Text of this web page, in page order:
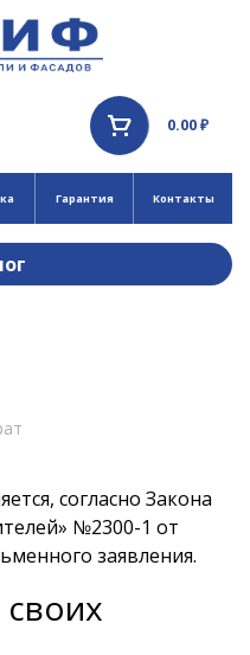
0.00 ₽
Гарантия Контакты
согласно Закона
№2300-1 от
заявления.